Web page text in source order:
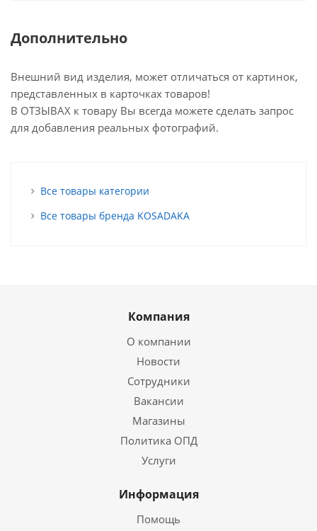
Дополнительно
Внешний вид изделия, может отличаться от картинок,
представленных в карточках товаров!
В ОТЗЫВАХ к товару Вы всегда можете сделать запрос
для добавления реальных фотографий.
Все товары категории
Все товары бренда KOSADAKA
Компания
О компании
Новости
Сотрудники
Вакансии
Магазины
Политика ОПД
Услуги
Информация
Помощь